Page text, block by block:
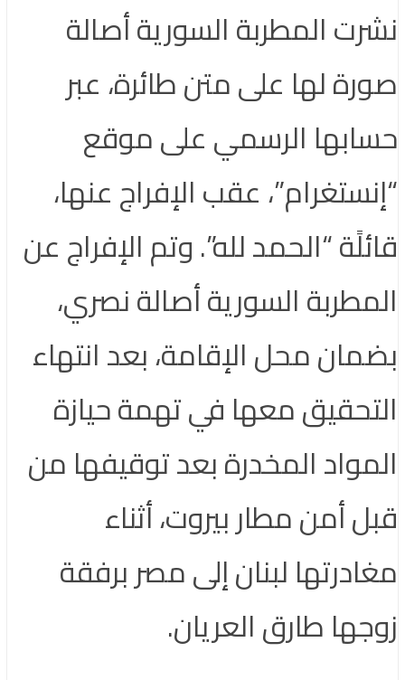
نشرت المطربة السورية أصالة
صورة لها على متن طائرة، عبر
حسابها الرسمي على موقع
“إنستغرام”، عقب الإفراج عنها،
قائلًة “الحمد لله”. وتم الإفراج عن
المطربة السورية أصالة نصري،
بضمان محل الإقامة، بعد انتهاء
التحقيق معها في تهمة حيازة
المواد المخدرة بعد توقيفها من
قبل أمن مطار بيروت، أثناء
مغادرتها لبنان إلى مصر برفقة
زوجها طارق العريان.